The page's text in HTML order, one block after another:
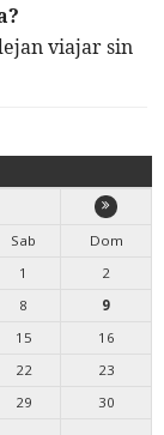
viajar sin
Sab
Dom
1
2
8
9
15
16
22
23
29
30